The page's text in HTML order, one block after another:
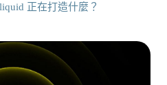
正在打造什麼？